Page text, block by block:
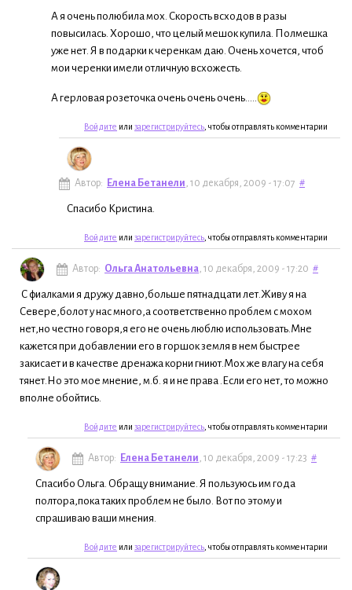
А я очень полюбила мох. Скорость всходов в разы
повысилась. Хорошо, что целый мешок купила. Полмешка
уже нет. Я в подарки к черенкам даю. Очень хочется, чтоб
мои черенки имели отличную всхожесть.
А герловая розеточка очень очень очень.....
Войдите или зарегистрируйтесь , чтобы отправлять комментарии
Автор: Елена Бетанели, 10 декабря, 2009 - 17:07 #
Спасибо Кристина.
Войдите или зарегистрируйтесь , чтобы отправлять комментарии
Автор: Ольга Анатольевна, 10 декабря, 2009 - 17:20 #
С фиалками я дружу давно,больше пятнадцати лет.Живу я на
Севере,болот у нас много,а соответственно проблем с мохом
нет,но честно говоря,я его не очень люблю использовать.Мне
кажется при добавлении его в горшок земля в нем быстрее
закисает и в качестве дренажа корни гниют.Мох же влагу на себя
тянет.Но это мое мнение, м.б. я и не права .Если его нет, то можно
вполне обойтись.
Войдите или зарегистрируйтесь , чтобы отправлять комментарии
Автор: Елена Бетанели, 10 декабря, 2009 - 17:23 #
Спасибо Ольга. Обращу внимание. Я пользуюсь им года
полтора,пока таких проблем не было. Вот по этому и
спрашиваю ваши мнения.
Войдите или зарегистрируйтесь , чтобы отправлять комментарии